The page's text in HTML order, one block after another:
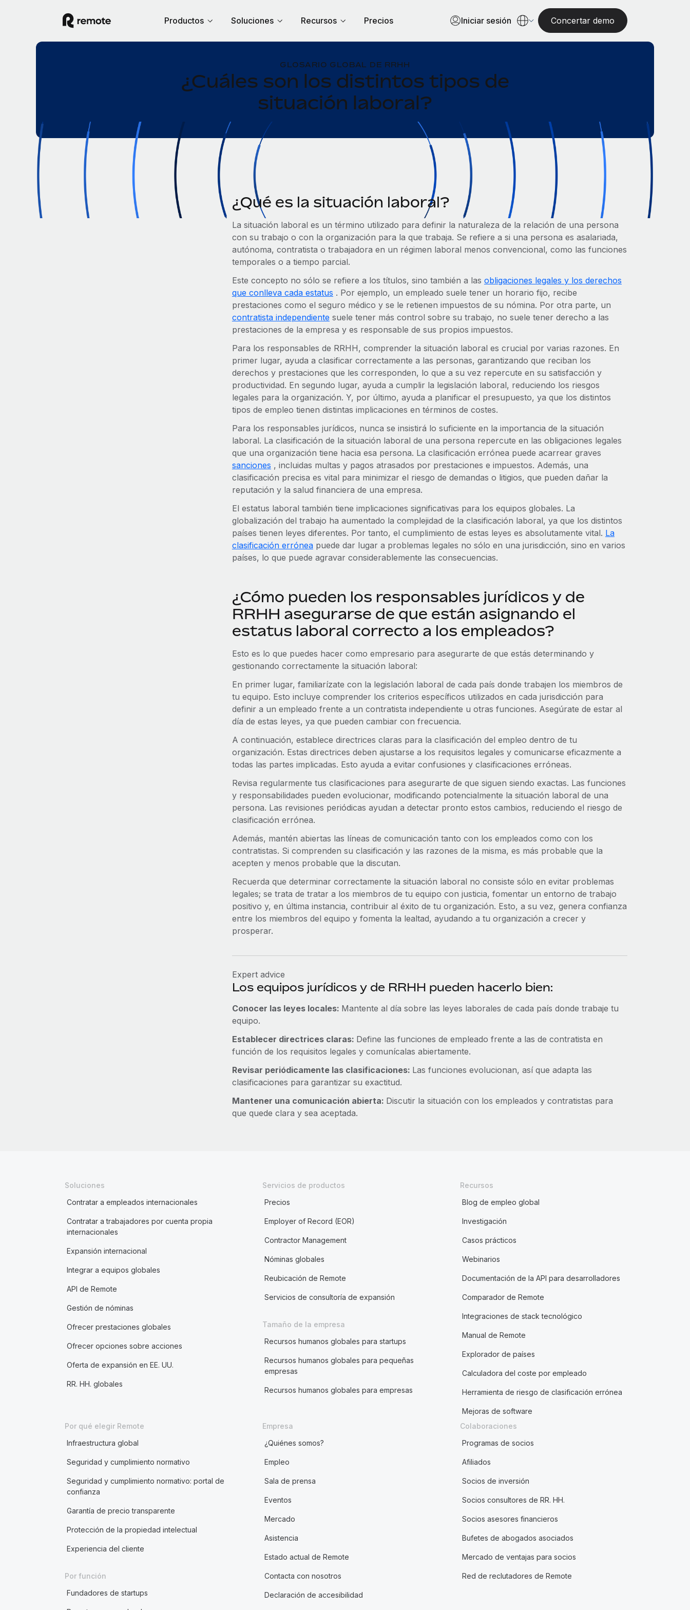
Productos Soluciones Recursos Precios Iniciar sesión Concertar demo
GLOSARIO GLOBAL DE RRHH
¿Cuáles son los distintos tipos de
situación laboral?
¿Qué es la situación laboral?
La situación laboral es un término utilizado para definir la naturaleza de la relación de una persona
con su trabajo o con la organización para la que trabaja. Se refiere a si una persona es asalariada,
autónoma, contratista o trabajadora en un régimen laboral menos convencional, como las funciones
temporales o a tiempo parcial.
Este concepto no sólo se refiere a los títulos, sino también a las obligaciones legales y los derechos
que conlleva cada estatus . Por ejemplo, un empleado suele tener un horario fijo, recibe
prestaciones como el seguro médico y se le retienen impuestos de su nómina. Por otra parte, un
contratista independiente suele tener más control sobre su trabajo, no suele tener derecho a las
prestaciones de la empresa y es responsable de sus propios impuestos.
Para los responsables de RRHH, comprender la situación laboral es crucial por varias razones. En
primer lugar, ayuda a clasificar correctamente a las personas, garantizando que reciban los
derechos y prestaciones que les corresponden, lo que a su vez repercute en su satisfacción y
productividad. En segundo lugar, ayuda a cumplir la legislación laboral, reduciendo los riesgos
legales para la organización. Y, por último, ayuda a planificar el presupuesto, ya que los distintos
tipos de empleo tienen distintas implicaciones en términos de costes.
Para los responsables jurídicos, nunca se insistirá lo suficiente en la importancia de la situación
laboral. La clasificación de la situación laboral de una persona repercute en las obligaciones legales
que una organización tiene hacia esa persona. La clasificación errónea puede acarrear graves
sanciones , incluidas multas y pagos atrasados por prestaciones e impuestos. Además, una
clasificación precisa es vital para minimizar el riesgo de demandas o litigios, que pueden dañar la
reputación y la salud financiera de una empresa.
El estatus laboral también tiene implicaciones significativas para los equipos globales. La
globalización del trabajo ha aumentado la complejidad de la clasificación laboral, ya que los distintos
países tienen leyes diferentes. Por tanto, el cumplimiento de estas leyes es absolutamente vital. La
clasificación erróneapuede dar lugar a problemas legales no sólo en una jurisdicción, sino en varios
países, lo que puede agravar considerablemente las consecuencias.
¿Cómo pueden los responsables jurídicos y de
RRHH asegurarse de que están asignando el
estatus laboral correcto a los empleados?
Esto es lo que puedes hacer como empresario para asegurarte de que estás determinando y
gestionando correctamente la situación laboral:
En primer lugar, familiarízate con la legislación laboral de cada país donde trabajen los miembros de
tu equipo. Esto incluye comprender los criterios específicos utilizados en cada jurisdicción para
definir a un empleado frente a un contratista independiente u otras funciones. Asegúrate de estar al
día de estas leyes, ya que pueden cambiar con frecuencia.
A continuación, establece directrices claras para la clasificación del empleo dentro de tu
organización. Estas directrices deben ajustarse a los requisitos legales y comunicarse eficazmente a
todas las partes implicadas. Esto ayuda a evitar confusiones y clasificaciones erróneas.
Revisa regularmente tus clasificaciones para asegurarte de que siguen siendo exactas. Las funciones
y responsabilidades pueden evolucionar, modificando potencialmente la situación laboral de una
persona. Las revisiones periódicas ayudan a detectar pronto estos cambios, reduciendo el riesgo de
clasificación errónea.
Además, mantén abiertas las líneas de comunicación tanto con los empleados como con los
contratistas. Si comprenden su clasificación y las razones de la misma, es más probable que la
acepten y menos probable que la discutan.
Recuerda que determinar correctamente la situación laboral no consiste sólo en evitar problemas
legales; se trata de tratar a los miembros de tu equipo con justicia, fomentar un entorno de trabajo
positivo y, en última instancia, contribuir al éxito de tu organización. Esto, a su vez, genera confianza
entre los miembros del equipo y fomenta la lealtad, ayudando a tu organización a crecer y
prosperar.
Expert advice
Los equipos jurídicos y de RRHH pueden hacerlo bien:
Conocer las leyes locales: Mantente al día sobre las leyes laborales de cada país donde trabaje tu
equipo.
Establecer directrices claras: Define las funciones de empleado frente a las de contratista en
función de los requisitos legales y comunícalas abiertamente.
Revisar periódicamente las clasificaciones: Las funciones evolucionan, así que adapta las
clasificaciones para garantizar su exactitud.
Mantener una comunicación abierta: Discutir la situación con los empleados y contratistas para
que quede clara y sea aceptada.
Soluciones
Contratar a empleados internacionales
Contratar a trabajadores por cuenta propia
internacionales
Expansión internacional
Integrar a equipos globales
API de Remote
Gestión de nóminas
Ofrecer prestaciones globales
Ofrecer opciones sobre acciones
Oferta de expansión en EE. UU.
RR. HH. globales
Servicios de productos
Precios
Employer of Record (EOR)
Contractor Management
Nóminas globales
Reubicación de Remote
Servicios de consultoría de expansión
Tamaño de la empresa
Recursos humanos globales para startups
Recursos humanos globales para pequeñas
empresas
Recursos humanos globales para empresas
Recursos
Blog de empleo global
Investigación
Casos prácticos
Webinarios
Documentación de la API para desarrolladores
Comparador de Remote
Integraciones de stack tecnológico
Manual de Remote
Explorador de países
Calculadora del coste por empleado
Herramienta de riesgo de clasificación errónea
Mejoras de software
Por qué elegir Remote
Infraestructura global
Seguridad y cumplimiento normativo
Seguridad y cumplimiento normativo: portal de
confianza
Garantía de precio transparente
Protección de la propiedad intelectual
Experiencia del cliente
Por función
Fundadores de startups
Empresa
¿Quiénes somos?
Empleo
Sala de prensa
Eventos
Mercado
Asistencia
Estado actual de Remote
Contacta con nosotros
Declaración de accesibilidad
Colaboraciones
Programas de socios
Afiliados
Socios de inversión
Socios consultores de RR. HH.
Socios asesores financieros
Bufetes de abogados asociados
Mercado de ventajas para socios
Red de reclutadores de Remote